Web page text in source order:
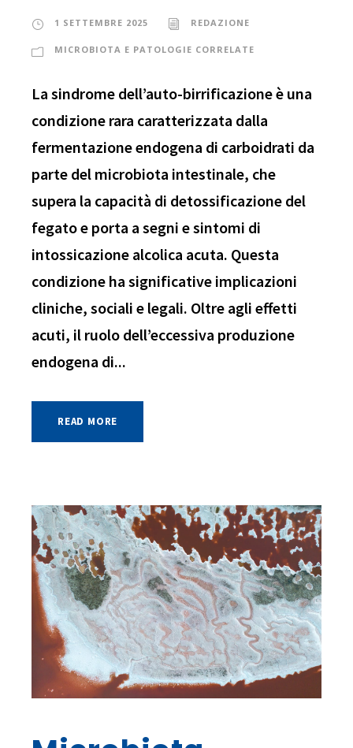
1 SETTEMBRE 2025 REDAZIONE
MICROBIOTA E PATOLOGIE CORRELATE
La sindrome dell’auto-birrificazione è una
condizione rara caratterizzata dalla
fermentazione endogena di carboidrati da
parte del microbiota intestinale, che
supera la capacità di detossificazione del
fegato e porta a segni e sintomi di
intossicazione alcolica acuta. Questa
condizione ha significative implicazioni
cliniche, sociali e legali. Oltre agli effetti
acuti, il ruolo dell’eccessiva produzione
endogena di...
READ MORE